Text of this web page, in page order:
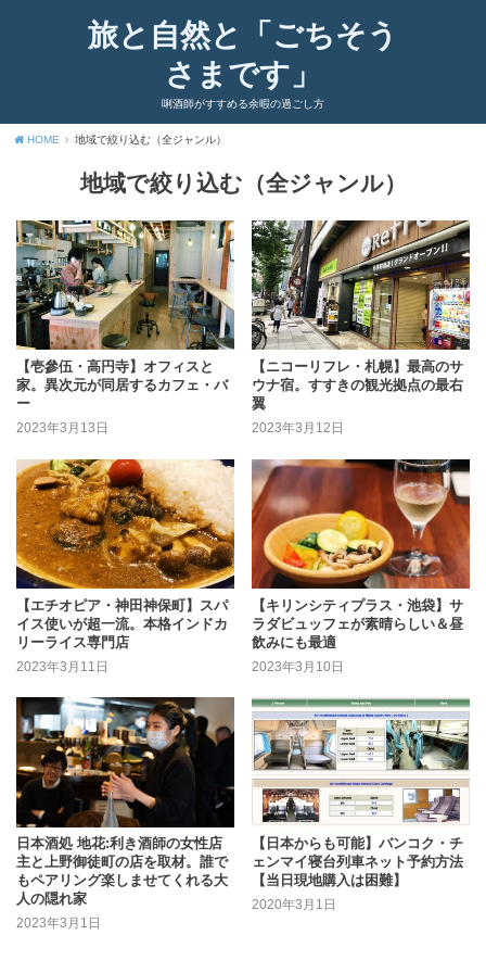
旅と自然と「ごちそう
さまです」
唎酒師がすすめる余暇の過ごし方
HOME 地域で絞り込む（全ジャンル）
地域で絞り込む（全ジャンル）
【壱參伍・高円寺】オフィスと
家。異次元が同居するカフェ・バ
ー
2023年3月13日
【ニコーリフレ・札幌】最高のサ
ウナ宿。すすきの観光拠点の最右
翼
2023年3月12日
【エチオピア・神田神保町】スパ
イス使いが超一流。本格インドカ
リーライス専門店
2023年3月11日
【キリンシティプラス・池袋】サ
ラダビュッフェが素晴らしい＆昼
飲みにも最適
2023年3月10日
日本酒処 地花:利き酒師の女性店
主と上野御徒町の店を取材。誰で
もペアリング楽しませてくれる大
人の隠れ家
2023年3月1日
【日本からも可能】バンコク・チ
ェンマイ寝台列車ネット予約方法
【当日現地購入は困難】
2020年3月1日